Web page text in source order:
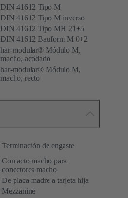
DIN 41612 Tipo M
DIN 41612 Tipo M inverso
DIN 41612 Tipo MH 21+5
DIN 41612 Bauform M 0+2
har-modular® Módulo M,
macho, acodado
har-modular® Módulo M,
macho, recto
Terminación de engaste
Contacto macho para
conectores macho
De placa madre a tarjeta hija
Mezzanine